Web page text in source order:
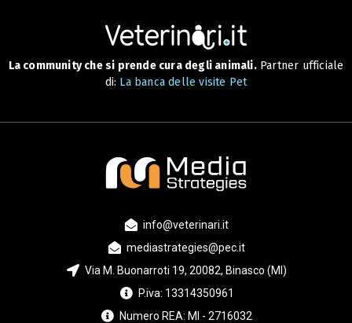
La community che si prende cura degli animali.Partner ufficiale
di: La banca delle visite Pet
info@veterinari.it
mediastrategies@pec.it
Via M. Buonarroti 19, 20082, Binasco (MI)
P.iva: 13314350961
Numero REA: MI - 2716032